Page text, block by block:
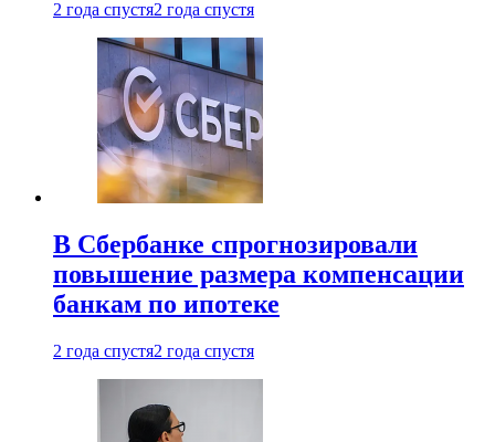
2 года спустя2 года спустя
В Сбербанке спрогнозировали
повышение размера компенсации
банкам по ипотеке
2 года спустя2 года спустя